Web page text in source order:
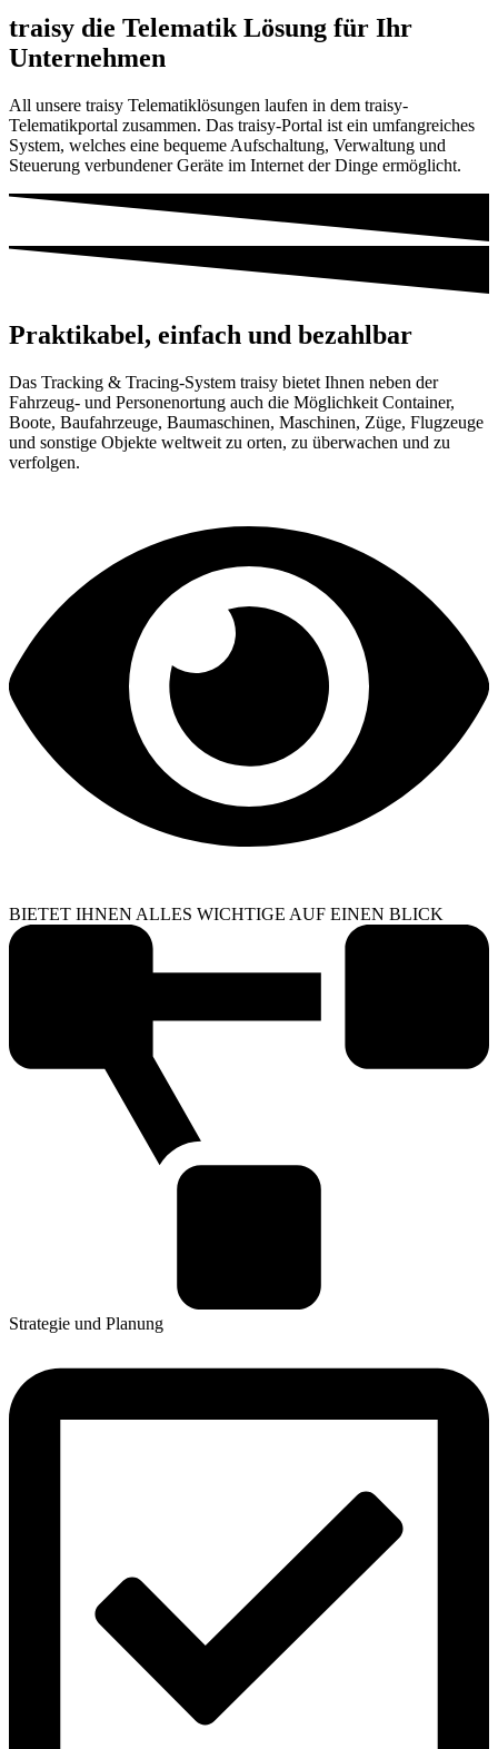
traisy die Telematik Lösung für Ihr
Unternehmen
All unsere traisy Telematiklösungen laufen in dem traisy-
Telematikportal zusammen. Das traisy-Portal ist ein umfangreiches
System, welches eine bequeme Aufschaltung, Verwaltung und
Steuerung verbundener Geräte im Internet der Dinge ermöglicht.
Praktikabel, einfach und bezahlbar
Das Tracking & Tracing-System traisy bietet Ihnen neben der
Fahrzeug- und Personenortung auch die Möglichkeit Container,
Boote, Bau­fahr­zeuge, Bau­maschinen, Ma­schi­nen, Züge, Flug­zeuge
und sonstige Objekte weltweit zu orten, zu überwachen und zu
verfolgen.
BIETET IHNEN ALLES WICHTIGE AUF EINEN BLICK
Strategie und Planung